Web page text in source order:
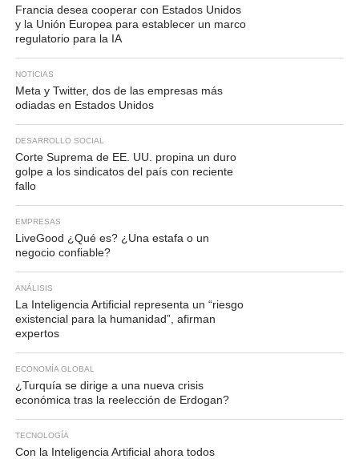
Francia desea cooperar con Estados Unidos
y la Unión Europea para establecer un marco
regulatorio para la IA
NOTICIAS
Meta y Twitter, dos de las empresas más
odiadas en Estados Unidos
DESARROLLO SOCIAL
Corte Suprema de EE. UU. propina un duro
golpe a los sindicatos del país con reciente
fallo
EMPRESAS
LiveGood ¿Qué es? ¿Una estafa o un
negocio confiable?
ANÁLISIS
La Inteligencia Artificial representa un “riesgo
existencial para la humanidad”, afirman
expertos
ECONOMÍA GLOBAL
¿Turquía se dirige a una nueva crisis
económica tras la reelección de Erdogan?
TECNOLOGÍA
Con la Inteligencia Artificial ahora todos